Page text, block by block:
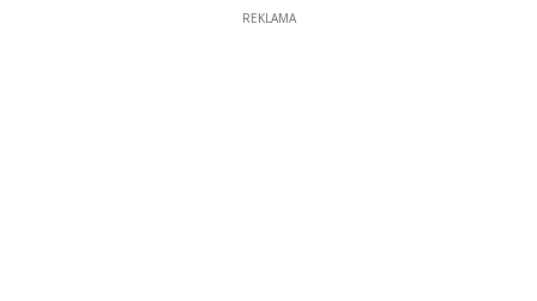
REKLAMA